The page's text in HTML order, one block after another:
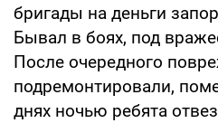
бригады на деньги
Бывал в боях, под
После очередного
подремонтировали,
днях ночью ребята